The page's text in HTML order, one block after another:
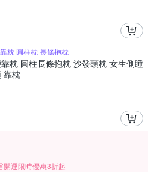
枕 圓柱枕 長條抱枕
枕 圓柱長條抱枕 沙發頭枕 女生側睡
靠枕
開運限時優惠3折起